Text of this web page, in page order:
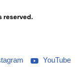
reserved.
YouTube